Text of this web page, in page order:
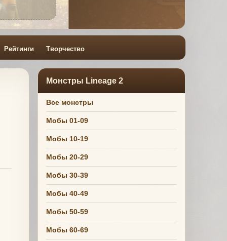
Рейтинги Творчество
Монстры Lineage 2
Все монстры
Мобы 01-09
Мобы 10-19
Мобы 20-29
Мобы 30-39
Мобы 40-49
Мобы 50-59
Мобы 60-69